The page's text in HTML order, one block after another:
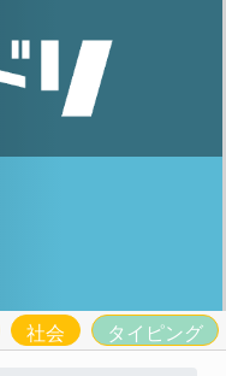
社会
タイピング